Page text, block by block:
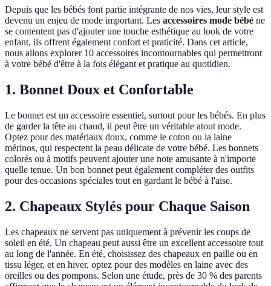
Depuis que les bébés font partie intégrante de nos vies, leur style est
devenu un enjeu de mode important. Les accessoires mode bébé ne
se contentent pas d'ajouter une touche esthétique au look de votre
enfant, ils offrent également confort et praticité. Dans cet article,
nous allons explorer 10 accessoires incontournables qui permettront
à votre bébé d'être à la fois élégant et pratique au quotidien.
1. Bonnet Doux et Confortable
Le bonnet est un accessoire essentiel, surtout pour les bébés. En plus
de garder la tête au chaud, il peut être un véritable atout mode.
Optez pour des matériaux doux, comme le coton ou la laine
mérinos, qui respectent la peau délicate de votre bébé. Les bonnets
colorés ou à motifs peuvent ajouter une note amusante à n'importe
quelle tenue. Un bon bonnet peut également compléter des outfits
pour des occasions spéciales tout en gardant le bébé à l'aise.
2. Chapeaux Stylés pour Chaque Saison
Les chapeaux ne servent pas uniquement à prévenir les coups de
soleil en été. Un chapeau peut aussi être un excellent accessoire tout
au long de l'année. En été, choisissez des chapeaux en paille ou en
tissu léger, et en hiver, optez pour des modèles en laine avec des
oreilles ou des pompons. Selon une étude, près de 30 % des parents